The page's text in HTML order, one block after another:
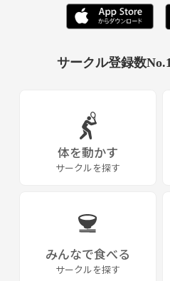
サークル登録数
体を動かす
サークルを探す
みんなで食べる
サークルを探す